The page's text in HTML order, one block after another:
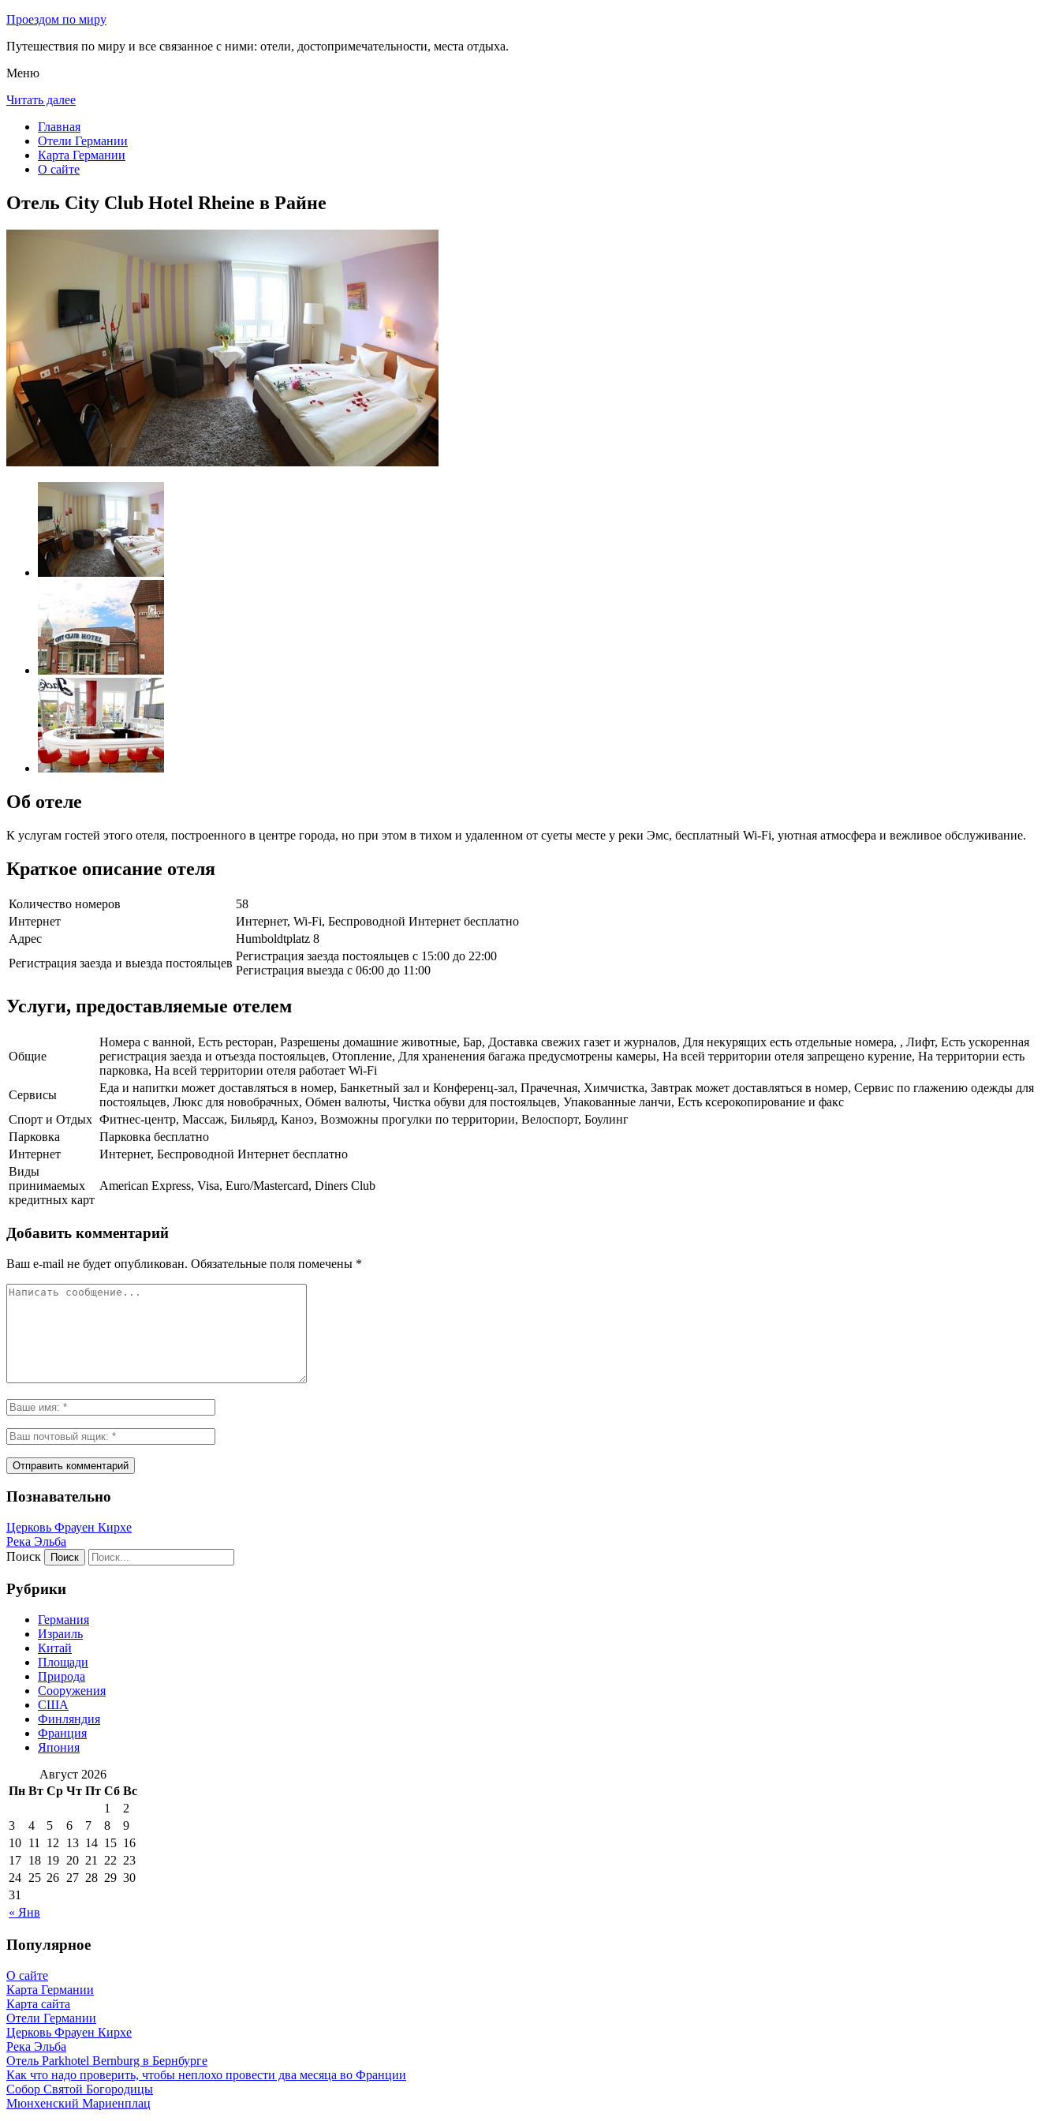
Проездом по миру
Путешествия по миру и все связанное с ними: отели, достопримечательности, места отдыха.
Меню
Читать далее
Главная
Отели Германии
Карта Германии
О сайте
Отель City Club Hotel Rheine в Райне
Об отеле
К услугам гостей этого отеля, построенного в центре города, но при этом в тихом и удаленном от суеты месте у реки Эмс, бесплатный Wi-Fi, уютная атмосфера и вежливое обслуживание.
Краткое описание отеля
Количество номеров
58
Интернет
Интернет, Wi-Fi, Беспроводной Интернет бесплатно
Адрес
Humboldtplatz 8
Регистрация заезда и выезда постояльцев
Регистрация заезда постояльцев с 15:00 до 22:00
Регистрация выезда с 06:00 до 11:00
Услуги, предоставляемые отелем
Общие
Номера с ванной, Есть ресторан, Разрешены домашние животные, Бар, Доставка свежих газет и журналов, Для некурящих есть отдельные номера, , Лифт, Есть ускоренная
регистрация заезда и отъезда постояльцев, Отопление, Для храненения багажа предусмотрены камеры, На всей территории отеля запрещено курение, На территории есть
парковка, На всей территории отеля работает Wi-Fi
Сервисы
Еда и напитки может доставляться в номер, Банкетный зал и Конференц-зал, Прачечная, Химчистка, Завтрак может доставляться в номер, Сервис по глажению одежды для
постояльцев, Люкс для новобрачных, Обмен валюты, Чистка обуви для постояльцев, Упакованные ланчи, Есть ксерокопирование и факс
Спорт и Отдых Фитнес-центр, Массаж, Бильярд, Каноэ, Возможны прогулки по территории, Велоспорт, Боулинг
Парковка
Парковка бесплатно
Интернет
Интернет, Беспроводной Интернет бесплатно
Виды
принимаемых
кредитных карт
American Express, Visa, Euro/Mastercard, Diners Club
Добавить комментарий
Ваш e-mail не будет опубликован. Обязательные поля помечены *
Познавательно
Церковь Фрауен Кирхе
Река Эльба
Поиск
Рубрики
Германия
Израиль
Китай
Площади
Природа
Сооружения
США
Финляндия
Франция
Япония
Август 2026
Пн Вт Ср Чт Пт Сб Вс
« Янв
1
2
3
4 5 6 7 8
9
10 11 12 13 14 15 16
17 18 19 20 21 22 23
24 25 26 27 28 29 30
31
Популярное
О сайте
Карта Германии
Карта сайта
Отели Германии
Церковь Фрауен Кирхе
Река Эльба
Отель Parkhotel Bernburg в Бернбурге
Как что надо проверить, чтобы неплохо провести два месяца во Франции
Собор Святой Богородицы
Мюнхенский Мариенплац